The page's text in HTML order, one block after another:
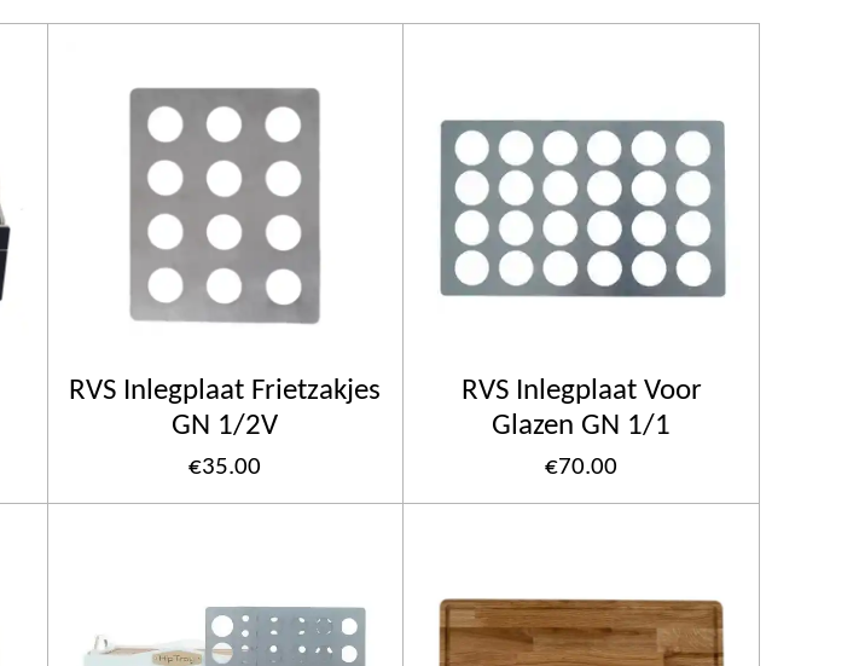
RVS Inlegplaat Frietzakjes
GN 1/2V
€35.00
RVS Inlegplaat Voor
Glazen GN 1/1
€70.00